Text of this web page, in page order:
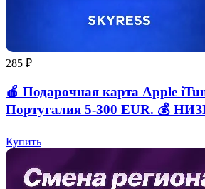
285 ₽
🍎 Подарочная карта Apple
Португалия 5-300 EUR. 💰
Купить